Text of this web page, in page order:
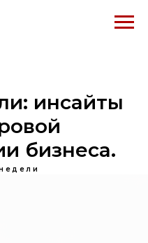
инсайты
бизнеса.